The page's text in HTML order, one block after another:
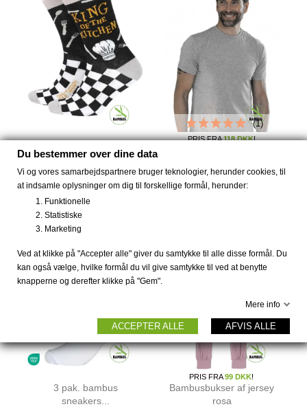
Bambus strømper herre
79 DKK
169 DKK
PRIS FRA118 DKK!
118 DKK
(1)
3 pak. bambus
sneakers...
-10%
UDSOLGT
Bambusbukser af jersey
rosa
PRIS FRA99 DKK!
Du bestemmer over dine data
Vi og vores samarbejdspartnere bruger teknologier, herunder cookies, til
at indsamle oplysninger om dig til forskellige formål, herunder:
Funktionelle
Statistiske
Marketing
Ved at klikke på "Accepter alle" giver du samtykke til alle disse formål. Du
kan også vælge, hvilke formål du vil give samtykke til ved at benytte
knapperne og derefter klikke på "Gem".
Mere info
ACCEPTER ALLE AFVIS ALLE